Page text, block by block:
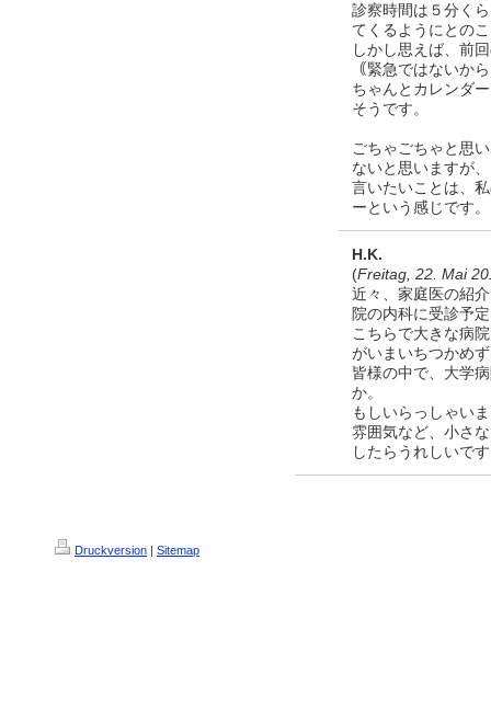
診察時間は５分く
てくるようにとの
しかし思えば、前
｟緊急ではないか
ちゃんとカレンダ
そうです。
ごちゃごちゃと思
ないと思いますが、
言いたいことは、
ーという感じです。
H.K.
(Freitag, 22. Mai
近々、家庭医の紹
院の内科に受診予
こちらで大きな病
がいまいちつかめ
皆様の中で、大学
か。
もしいらっしゃい
雰囲気など、小さ
したらうれしいで
Druckversion | Sitemap